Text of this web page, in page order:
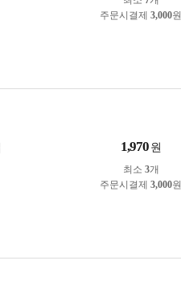
주문시결제 3,000원
1,970 원
최소 3개
주문시결제 3,000원